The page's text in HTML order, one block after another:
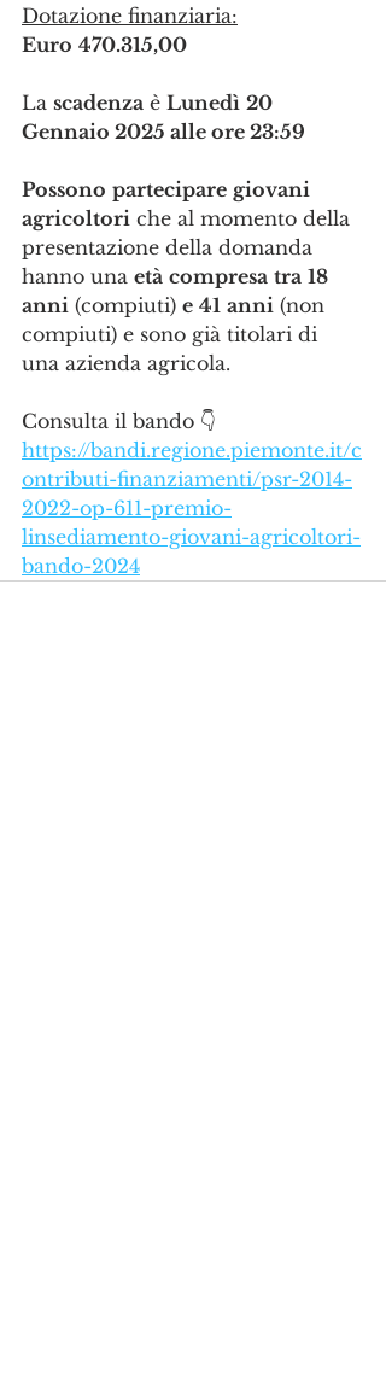
Dotazione finanziaria:
Euro 470.315,00
La scadenza è Lunedì 20
Gennaio 2025 alle ore 23:59
Possono partecipare giovani
agricoltori che al momento della
presentazione della domanda
hanno una età compresa tra 18
anni (compiuti) e 41 anni (non
compiuti) e sono già titolari di
una azienda agricola.
Consulta il bando 👇
https://bandi.regione.piemonte.it/c
ontributi-finanziamenti/psr-2014-
2022-op-611-premio-
linsediamento-giovani-agricoltori-
bando-2024